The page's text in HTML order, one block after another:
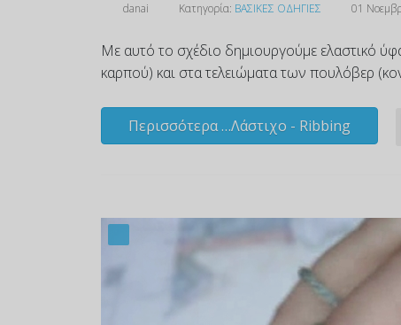
danai Κατηγορία: ΒΑΣΙΚΕΣ ΟΔΗΓΙΕΣ 01
Με αυτό το σχέδιο δημιουργούμε ελαστικό
καρπού) και στα τελειώματα των πουλόβερ
Περισσότερα …Λάστιχο - Ribbing